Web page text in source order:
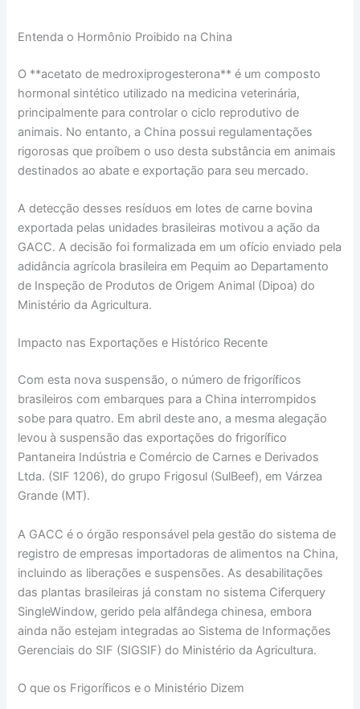
Entenda o Hormônio Proibido na China
O **acetato de medroxiprogesterona** é um composto
hormonal sintético utilizado na medicina veterinária,
principalmente para controlar o ciclo reprodutivo de
animais. No entanto, a China possui regulamentações
rigorosas que proíbem o uso desta substância em animais
destinados ao abate e exportação para seu mercado.
A detecção desses resíduos em lotes de carne bovina
exportada pelas unidades brasileiras motivou a ação da
GACC. A decisão foi formalizada em um ofício enviado pela
adidância agrícola brasileira em Pequim ao Departamento
de Inspeção de Produtos de Origem Animal (Dipoa) do
Ministério da Agricultura.
Impacto nas Exportações e Histórico Recente
Com esta nova suspensão, o número de frigoríficos
brasileiros com embarques para a China interrompidos
sobe para quatro. Em abril deste ano, a mesma alegação
levou à suspensão das exportações do frigorífico
Pantaneira Indústria e Comércio de Carnes e Derivados
Ltda. (SIF 1206), do grupo Frigosul (SulBeef), em Várzea
Grande (MT).
A GACC é o órgão responsável pela gestão do sistema de
registro de empresas importadoras de alimentos na China,
incluindo as liberações e suspensões. As desabilitações
das plantas brasileiras já constam no sistema Ciferquery
SingleWindow, gerido pela alfândega chinesa, embora
ainda não estejam integradas ao Sistema de Informações
Gerenciais do SIF (SIGSIF) do Ministério da Agricultura.
O que os Frigoríficos e o Ministério Dizem